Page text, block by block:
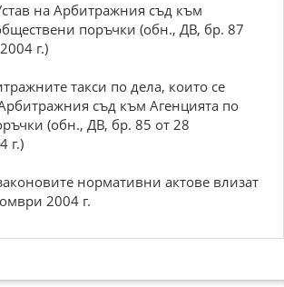
на Арбитражния съд към
поръчки (обн., ДВ, бр. 87
г.)
такси по дела, които се
съд към Агенцията по
(обн., ДВ, бр. 85 от 28
г.)
нормативни актове влизат
2004 г.